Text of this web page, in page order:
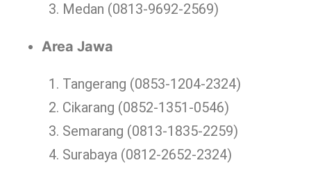
Medan (0813-9692-2569)
Area Jawa
Tangerang (0853-1204-2324)
Cikarang (0852-1351-0546)
Semarang (0813-1835-2259)
Surabaya (0812-2652-2324)